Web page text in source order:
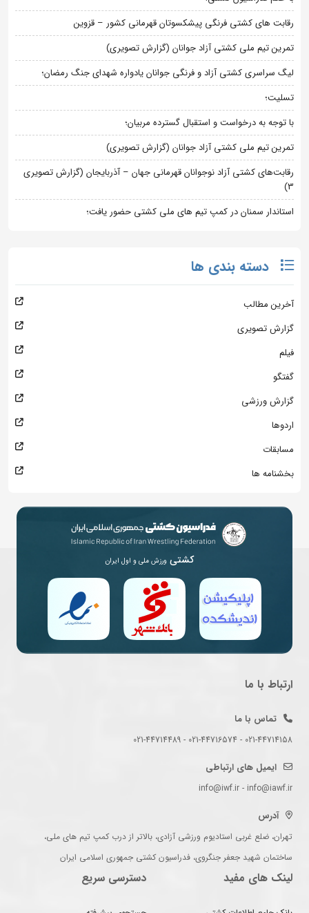
رقابت های کشتی فرنگی پیشکسوتان قهرمانی کشور – قزوین
تمرین تیم ملی کشتی آزاد جوانان (گزارش تصویری)
لیگ سراسری کشتی آزاد و فرنگی جوانان یادواره شهدای جنگ رمضان؛
تسلیت؛
با توجه به درخواست و استقبال گسترده مربیان؛
تمرین تیم ملی کشتی آزاد جوانان (گزارش تصویری)
رقابت‌های کشتی آزاد نوجوانان قهرمانی جهان – آذربایجان (گزارش تصویری
3)
استاندار سمنان در کمپ تیم های ملی کشتی حضور یافت؛
دسته بندی ها
آخرین مطالب
گزارش تصویری
فیلم
گفتگو
گزارش ورزشی
اردوها
مسابقات
بخشنامه ها
کشتی ورزش ملی و اول ایران
ارتباط با ما
تماس با ما
021-44714158 - 021-44716574 - 021-44714489
ایمیل های ارتباطی
info@iwf.ir - info@iawf.ir
آدرس
تهران، ضلع غربی استادیوم ورزشی آزادی، بالاتر از درب کمپ تیم های ملی،
ساختمان شهید جعفر جنگروی، فدراسیون کشتی جمهوری اسلامی ایران
لینک های مفید دسترسی سریع